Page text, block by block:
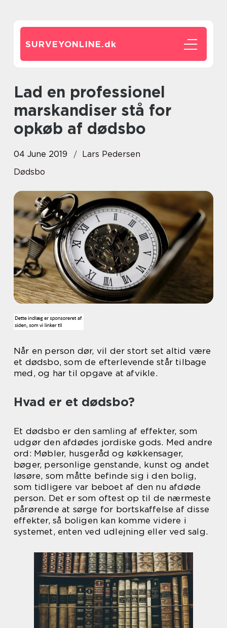
SURVEYONLINE.dk
Lad en professionel
marskandiser stå for
opkøb af dødsbo
04 June 2019
Lars Pedersen
Dødsbo
Når en person dør, vil der stort set altid være
et dødsbo, som de efterlevende står tilbage
med, og har til opgave at afvikle.
Hvad er et dødsbo?
Et dødsbo er den samling af effekter, som
udgør den afdødes jordiske gods. Med andre
ord: Møbler, husgeråd og køkkensager,
bøger, personlige genstande, kunst og andet
løsøre, som måtte befinde sig i den bolig,
som tidligere var beboet af den nu afdøde
person. Det er som oftest op til de nærmeste
pårørende at sørge for bortskaffelse af disse
effekter, så boligen kan komme videre i
systemet, enten ved udlejning eller ved salg.